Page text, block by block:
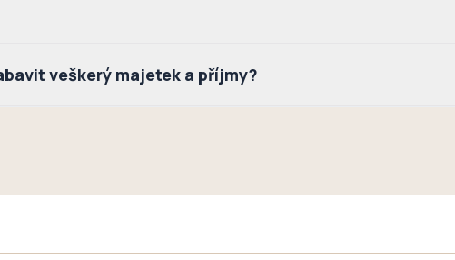
veškerý majetek a příjmy?